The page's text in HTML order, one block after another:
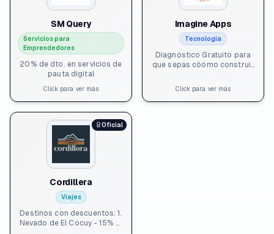
SM Query
Servicios para
Emprendedores
20% de dto. en servicios de
pauta digital
Click para ver más
Imagine Apps
Tecnología
Diagnóstico Gratuito para
que sepas cöómo construir
proyecto.
Click para ver más
Oficial
Cordillera
Viajes
Destinos con descuentos: 1.
Nevado de El Cocuy - 15% 2.